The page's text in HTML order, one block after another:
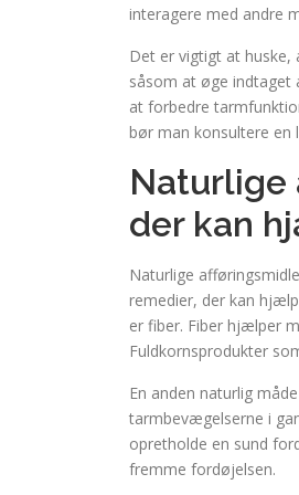
interagere med andre
Det er vigtigt at
såsom at øge
at forbedre
bør man konsultere en
Naturlige
der kan
Naturlige
remedier, der kan
er fiber. Fiber hjælper
Fuldkornsprodukter
En anden naturlig
tarmbevægelserne i
opretholde en sund
fremme fordøjelsen.